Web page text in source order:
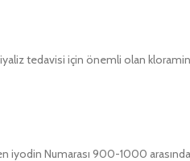
tedavisi için önemli olan
Numarası 900-1000